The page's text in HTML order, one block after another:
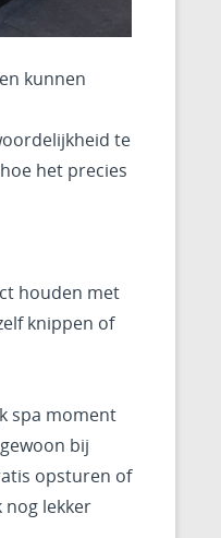
kunnen
te
het precies
houden met
knippen of
spa moment
bij
opsturen of
nog lekker